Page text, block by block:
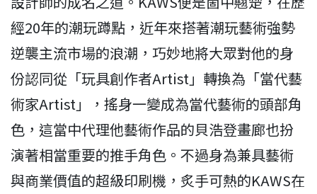
經20年的潮玩蹲點，近年來搭著潮玩藝術強勢
逆襲主流市場的浪潮，巧妙地將大眾對他的身
份認同從「玩具創作者Artist」轉換為「當代藝
術家Artist」，搖身一變成為當代藝術的頭部角
色，這當中代理他藝術作品的貝浩登畫廊也扮
演著相當重要的推手角色。不過身為兼具藝術
與商業價值的超級印刷機，炙手可熱的KAWS在